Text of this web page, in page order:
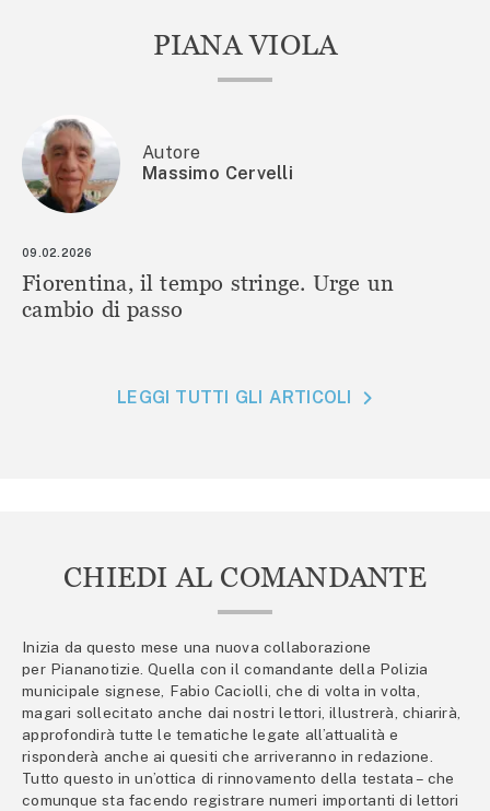
PIANA VIOLA
Autore
Massimo Cervelli
09.02.2026
Fiorentina, il tempo stringe. Urge un
cambio di passo
LEGGI TUTTI GLI ARTICOLI
CHIEDI AL COMANDANTE
Inizia da questo mese una nuova collaborazione
per Piananotizie. Quella con il comandante della Polizia
municipale signese, Fabio Caciolli, che di volta in volta,
magari sollecitato anche dai nostri lettori, illustrerà, chiarirà,
approfondirà tutte le tematiche legate all’attualità e
risponderà anche ai quesiti che arriveranno in redazione.
Tutto questo in un’ottica di rinnovamento della testata – che
comunque sta facendo registrare numeri importanti di lettori